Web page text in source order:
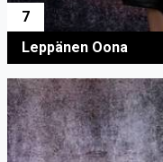
7
Leppänen Oona